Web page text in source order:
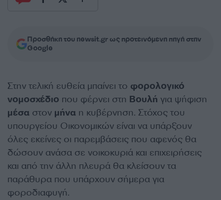
Προσθήκη του newsit.gr ως προτεινόμενη πηγή στην
Google
Στην τελική ευθεία μπαίνει το φορολογικό
νομοσχέδιο που φέρνει στη Βουλή για ψήφιση
μέσα στον μήνα η κυβέρνηση. Στόχος του
υπουργείου Οικονομικών είναι να υπάρξουν
όλες εκείνες οι παρεμβάσεις που αφενός θα
δώσουν ανάσα σε νοικοκυριά και επιχειρήσεις
και από την άλλη πλευρά θα κλείσουν τα
παράθυρα που υπάρχουν σήμερα για
φοροδιαφυγή.